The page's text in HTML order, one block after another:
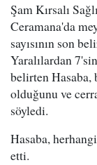
Şam Kırsalı
Ceramana'da
sayısının son
Yaralılardan
belirten
olduğunu ve
söyledi.
Hasaba,
etti.